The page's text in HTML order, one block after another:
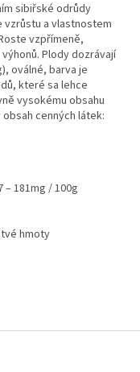
sibiřské odrůdy
vzrůstu a vlastnostem
vzpřímeně,
Plody dozrávají
oválné, barva je
které sa lehce
vysokému obsahu
cenných látek:
– 181mg / 100g
hmoty